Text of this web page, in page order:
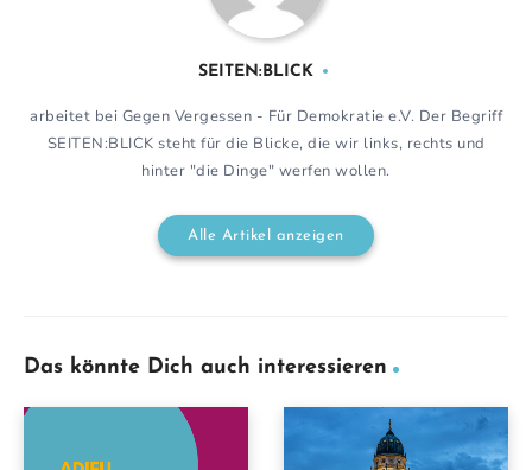
SEITEN:BLICK
arbeitet bei Gegen Vergessen - Für Demokratie e.V. Der Begriff
SEITEN:BLICK steht für die Blicke, die wir links, rechts und
hinter "die Dinge" werfen wollen.
Alle Artikel anzeigen
Das könnte Dich auch interessieren